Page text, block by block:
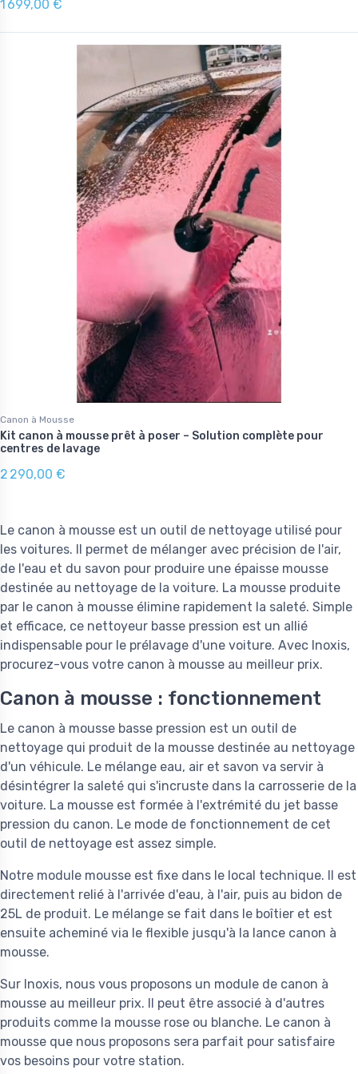
Le canon à mousse est un outil de nettoyage utilisé pour
les voitures. Il permet de mélanger avec précision de l'air,
de l'eau et du savon pour produire une épaisse mousse
destinée au nettoyage de la voiture. La mousse produite
par le canon à mousse élimine rapidement la saleté. Simple
et efficace, ce nettoyeur basse pression est un allié
indispensable pour le prélavage d'une voiture. Avec Inoxis,
procurez-vous votre canon à mousse au meilleur prix.
Canon à mousse : fonctionnement
Le canon à mousse basse pression est un outil de
nettoyage qui produit de la mousse destinée au nettoyage
d'un véhicule. Le mélange eau, air et savon va servir à
désintégrer la saleté qui s'incruste dans la carrosserie de la
voiture. La mousse est formée à l'extrémité du jet basse
pression du canon. Le mode de fonctionnement de cet
outil de nettoyage est assez simple.
Notre module mousse est fixe dans le local technique. Il est
directement relié à l'arrivée d'eau, à l'air, puis au bidon de
25L de produit. Le mélange se fait dans le boîtier et est
ensuite acheminé via le flexible jusqu'à la lance canon à
mousse.
Sur Inoxis, nous vous proposons un module de canon à
mousse au meilleur prix. Il peut être associé à d'autres
produits comme la mousse rose ou blanche. Le canon à
mousse que nous proposons sera parfait pour satisfaire
vos besoins pour votre station.
1 699,00 €
Canon à Mousse
Kit canon à mousse prêt à poser – Solution complète pour
centres de lavage
2 290,00 €